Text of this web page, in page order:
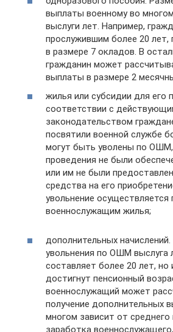
выплаты военному во
выслуги лет. Например,
прослужившим более 20 лет,
в размере 7 окладов. В
гражданин может
выплаты в размере 2
жилья или субсидии для его
соответствии с
законодательством
посвятили военной службе
могут быть уволены по
проведения не были
или им не были
средства на его
увольнение осуществляется
военнослужащим жилья;
дополнительных
увольнения по ОШМ выслуга
составляет более 20 лет,
достигнут пенсионный
военнослужащий может
получение дополнительных
многом зависит от среднего
заработка